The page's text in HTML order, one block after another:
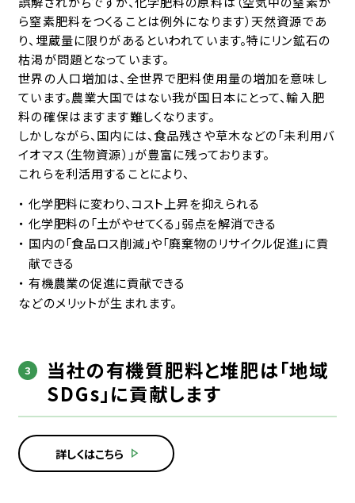
社員専用ページ
社員専用ログイン
お電話でのお問い合わせ
個人の方はこちら
0120-538-113
営業時間 月〜金・祝
土・日
採用情報
不用品回収サイト
とんぼ薪販売サイト
ら窒素肥料をつくることは例外になります）天然資源であ
り、埋蔵量に限りがあるといわれています。特にリン鉱石の
枯渇が問題となっています。
世界の人口増加は、全世界で肥料使用量の増加を意味し
ています。農業大国ではない我が国日本にとって、輸入肥
料の確保はますます難しくなります。
しかしながら、国内には、食品残さや草木などの「未利用バ
イオマス（生物資源）」が豊富に残っております。
これらを利活用することにより、
化学肥料に変わり、コスト上昇を抑えられる
化学肥料の「土がやせてくる」弱点を解消できる
国内の「食品ロス削減」や「廃棄物のリサイクル促進」に貢
献できる
有機農業の促進に貢献できる
などのメリットが生まれます。
当社の有機質肥料と堆肥は「地域
SDGs」に貢献します
詳しくはこちら